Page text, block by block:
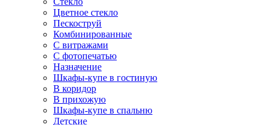
Цветное стекло
Пескоструй
Комбинированные
С витражами
С фотопечатью
Назначение
Шкафы-купе в гостиную
В коридор
В прихожую
Шкафы-купе в спальню
Детские